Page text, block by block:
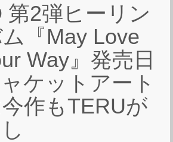
第2弾ヒーリン
『May Love
Way』発売日
ケットアート
作もTERUが